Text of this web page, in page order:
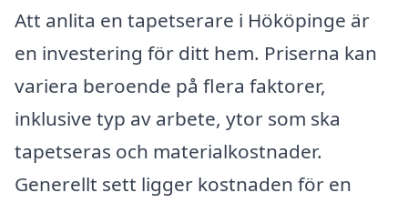
Att anlita en tapetserare i Hököpinge är
en investering för ditt hem. Priserna kan
variera beroende på flera faktorer,
inklusive typ av arbete, ytor som ska
tapetseras och materialkostnader.
Generellt sett ligger kostnaden för en